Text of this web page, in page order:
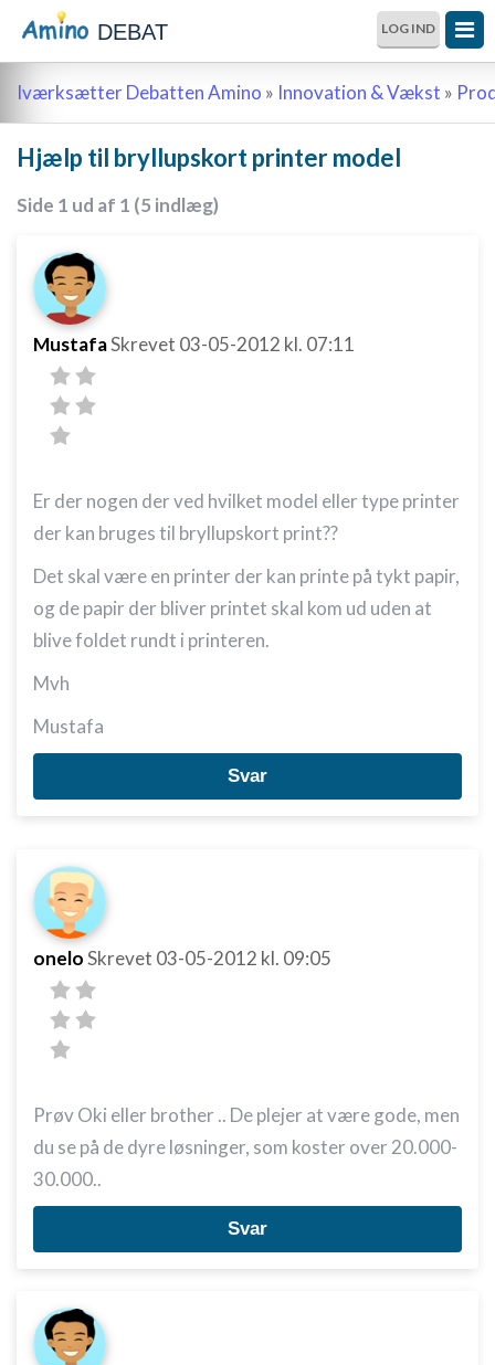
DEBAT LOG IND
Iværksætter Debatten Amino » Innovation & Vækst »
Hjælp til bryllupskort printer model
Side 1 ud af 1 (5 indlæg)
MustafaSkrevet 03-05-2012 kl. 07:11
Er der nogen der ved hvilket model eller type printer
der kan bruges til bryllupskort print??
Det skal være en printer der kan printe på tykt papir,
og de papir der bliver printet skal kom ud uden at
blive foldet rundt i printeren.
Mvh
Mustafa
Svar
oneloSkrevet 03-05-2012 kl. 09:05
Prøv Oki eller brother .. De plejer at være gode, men
du se på de dyre løsninger, som koster over 20.000-
30.000..
Svar